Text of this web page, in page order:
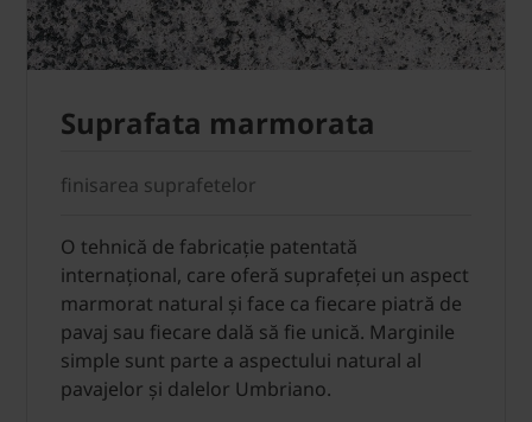
Suprafata marmorata
finisarea suprafetelor
O tehnică de fabricație patentată
internațional, care oferă suprafeței un aspect
marmorat natural și face ca fiecare piatră de
pavaj sau fiecare dală să fie unică. Marginile
simple sunt parte a aspectului natural al
pavajelor și dalelor Umbriano.